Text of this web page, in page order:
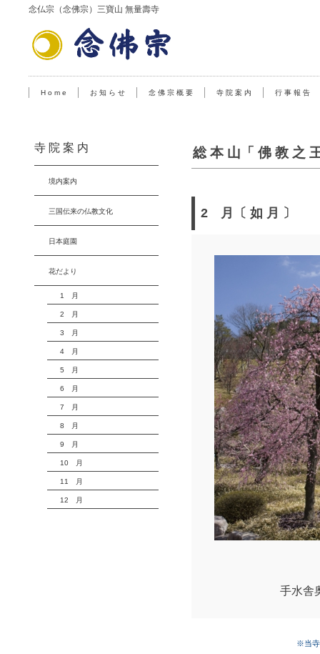
念仏宗（念佛宗）三寶山 無量壽寺
H o m e お 知 ら せ 念 佛 宗 概 要 寺 院 案 内 行 事 報 告
総 本 山「 佛 教 之
2 月〔 如 月 〕
手水舎
※当寺
寺 院 案 内
境内案内
三国伝来の仏教文化
日本庭園
花だより
1 月
2 月
3 月
4 月
5 月
6 月
7 月
8 月
9 月
10 月
11 月
12 月